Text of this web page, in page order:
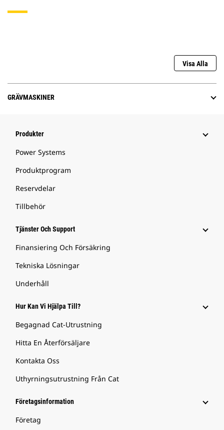
Visa Alla
GRÄVMASKINER
Produkter
Power Systems
Produktprogram
Reservdelar
Tillbehör
Tjänster Och Support
Finansiering Och Försäkring
Tekniska Lösningar
Underhåll
Hur Kan Vi Hjälpa Till?
Begagnad Cat-Utrustning
Hitta En Återförsäljare
Kontakta Oss
Uthyrningsutrustning Från Cat
Företagsinformation
Företag